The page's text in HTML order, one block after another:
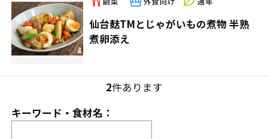
仙台麸TMとじゃがいもの煮物 半熟
煮卵添え
2件あります
キーワード・食材名：